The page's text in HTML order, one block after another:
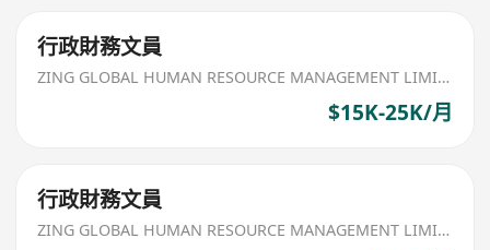
行政財務文員
ZING GLOBAL HUMAN RESOURCE MANAGEMENT LIMITED
$15K-25K/月
行政財務文員
ZING GLOBAL HUMAN RESOURCE MANAGEMENT LIMITED